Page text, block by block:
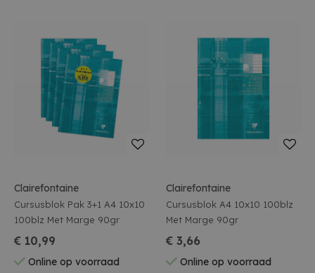
Clairefontaine
Cursusblok Pak 3+1 A4 10x10
100blz Met Marge 90gr
€ 10,99
Online op voorraad
Clairefontaine
Cursusblok A4 10x10 100blz
Met Marge 90gr
€ 3,66
Online op voorraad